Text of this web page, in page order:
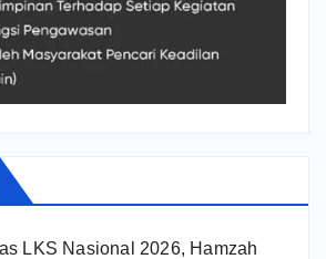
LKS Nasional 2026, Hamzah